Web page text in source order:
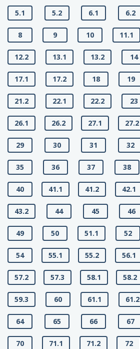
5.1 5.2 6.1 6.2
8 9 10 11.1
12.2 13.1 13.2 14
17.1 17.2 18 19
21.2 22.1 22.2 23
26.1 26.2 27.1 27.2
29 30 31 32
35 36 37 38
40 41.1 41.2 42.1
43.2 44 45 46
49 50 51.1 52
54 55.1 55.2 56.1
57.2 57.3 58.1 58.2
59.3 60 61.1 61.2
64 65 66 67
70 71.1 71.2 72